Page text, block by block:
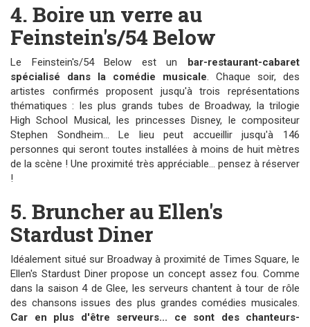
4. Boire un verre au
Feinstein's/54 Below
Le Feinstein's/54 Below est un bar-restaurant-cabaret
spécialisé dans la comédie musicale. Chaque soir, des
artistes confirmés proposent jusqu'à trois représentations
thématiques : les plus grands tubes de Broadway, la trilogie
High School Musical, les princesses Disney, le compositeur
Stephen Sondheim... Le lieu peut accueillir jusqu'à 146
personnes qui seront toutes installées à moins de huit mètres
de la scène ! Une proximité très appréciable... pensez à réserver
!
5. Bruncher au Ellen's
Stardust Diner
Idéalement situé sur Broadway à proximité de Times Square, le
Ellen's Stardust Diner propose un concept assez fou. Comme
dans la saison 4 de Glee, les serveurs chantent à tour de rôle
des chansons issues des plus grandes comédies musicales.
Car en plus d'être serveurs... ce sont des chanteurs-